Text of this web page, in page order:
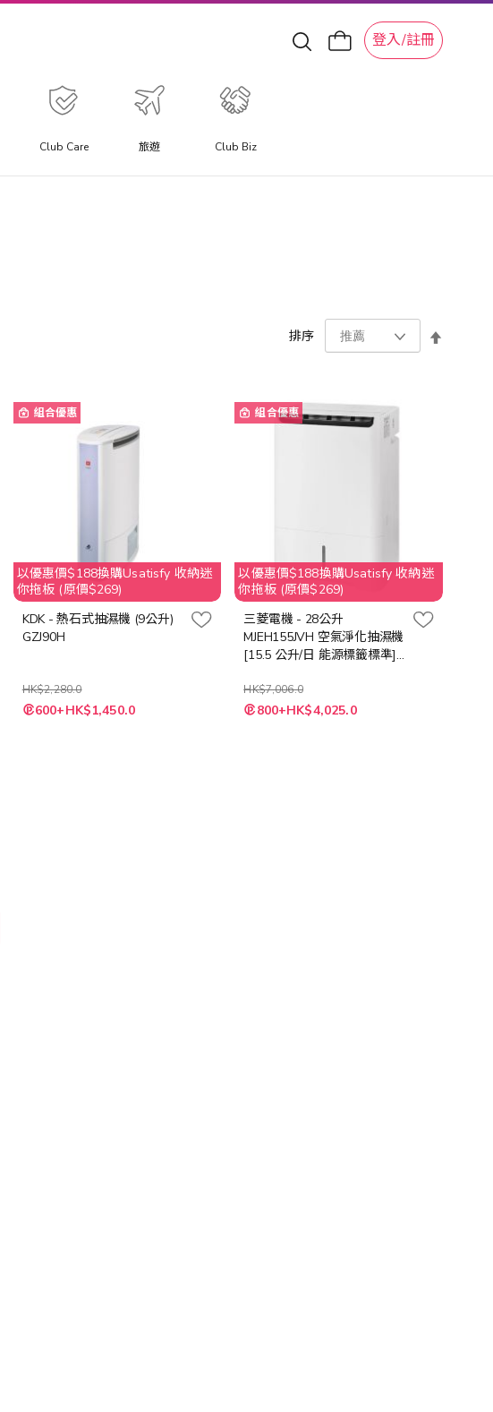
登入/註冊
Club Care 旅遊 Club Biz
排序
組合優惠
以優惠價$188換購Usatisfy 收納迷
你拖板 (原價$269)
KDK - 熱石式抽濕機 (9公升)
GZJ90H
HK$2,280.0
特
殊 600+HK$1,450.0
組合優惠
以優惠價$188換購Usatisfy 收納迷
你拖板 (原價$269)
三菱電機 - 28公升
MJEH155JVH 空氣淨化抽濕機
[15.5 公升/日 能源標籤標準]
HK$7,006.0
特
殊 800+HK$4,025.0